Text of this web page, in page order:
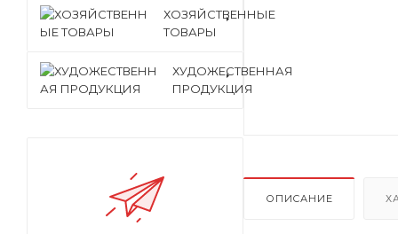
ОПИСАНИЕ
ХОЗЯЙСТВЕННЫЕ
ТОВАРЫ
ХУДОЖЕСТВЕННАЯ
ПРОДУКЦИЯ